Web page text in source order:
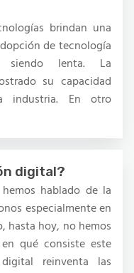
brindan una
de tecnología
lenta. La
su capacidad
industria. En otro
digital?
hablado de la
especialmente en
hasta hoy, no hemos
qué consiste este
reinventa las